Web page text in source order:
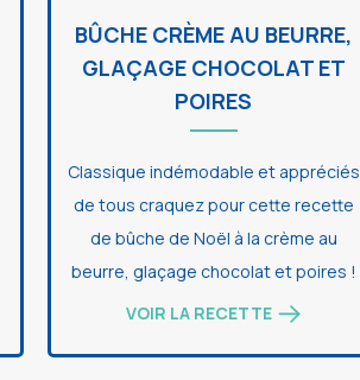
BÛCHE CRÈME AU BEURRE,
GLAÇAGE CHOCOLAT ET
POIRES
Classique indémodable et appréciés
de tous craquez pour cette recette
de bûche de Noël à la crème au
beurre, glaçage chocolat et poires !
VOIR LA RECETTE